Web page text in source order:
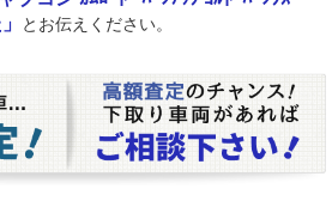
とお伝えください。